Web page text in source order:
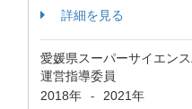
詳細を見る
愛媛県スーパーサイエン
運営指導委員
2018年
-
2021年